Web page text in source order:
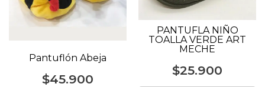
Pantuflón Abeja
$45.900
PANTUFLA NIÑO
TOALLA VERDE ART
MECHE
$25.900